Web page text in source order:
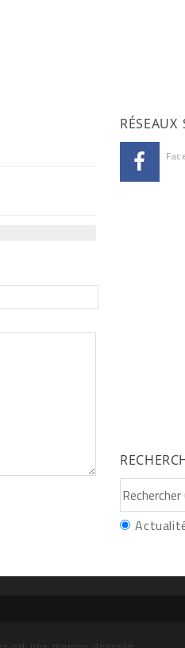
RÉSEAUX